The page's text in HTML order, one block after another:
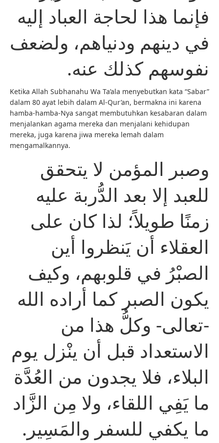
فإنما هذا لحاجة العباد إليه
في دينهم ودنياهم، ولضعف
نفوسهم كذلك عنه.
Ketika Allah Subhanahu Wa Ta’ala menyebutkan kata “Sabar”
dalam 80 ayat lebih dalam Al-Qur’an, bermakna ini karena
hamba-hamba-Nya sangat membutuhkan kesabaran dalam
menjalankan agama mereka dan menjalani kehidupan
mereka, juga karena jiwa mereka lemah dalam
mengamalkannya.
وصبر المؤمن لا يتحقق
للعبد إلا بعد الدُّربة عليه
زمنًا طويلاً؛ لذا كان على
العقلاء أن يَنظروا أين
الصبْرُ في قلوبهم، وكيف
يكون الصبر كما أراده الله
-تعالى- وكلُّ هذا من
الاستعداد قبل أن ينْزل يوم
البلاء، فلا يجدون من العُدَّة
ما يَفِي اللقاء، ولا مِن الزَّاد
ما يكفي للسفر والمَسِير.